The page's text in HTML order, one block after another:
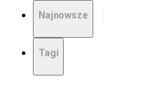
Najnowsze
Tagi